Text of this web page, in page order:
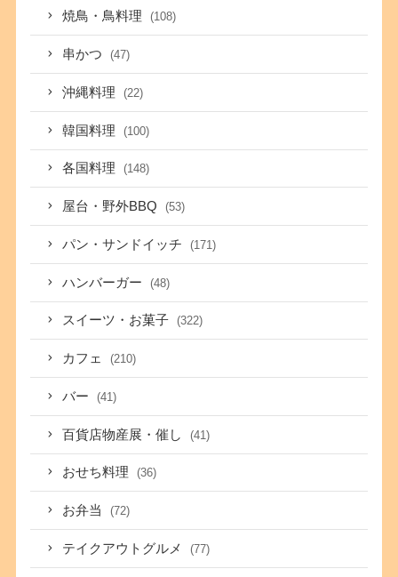
焼鳥・鳥料理 (108)
串かつ (47)
沖縄料理 (22)
韓国料理 (100)
各国料理 (148)
屋台・野外BBQ (53)
パン・サンドイッチ (171)
ハンバーガー (48)
スイーツ・お菓子 (322)
カフェ (210)
バー (41)
百貨店物産展・催し (41)
おせち料理 (36)
お弁当 (72)
テイクアウトグルメ (77)